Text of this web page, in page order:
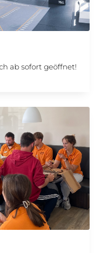
ab sofort geöffnet!